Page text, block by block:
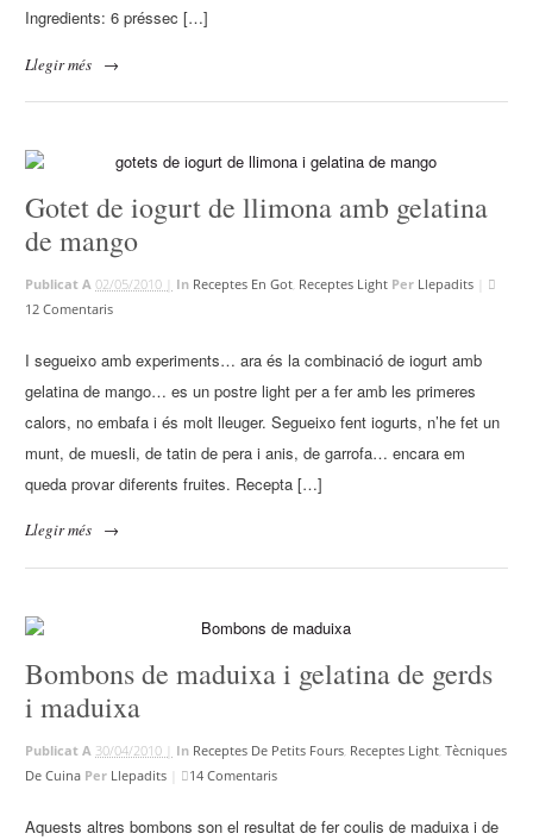
Ingredients: 6 préssec […]
Llegir més →
Gotet de iogurt de llimona amb gelatina
de mango
Publicat A02/05/2010 | In Receptes En Got, Receptes Light Per Llepadits
12 Comentaris
I segueixo amb experiments… ara és la combinació de iogurt amb
gelatina de mango… es un postre light per a fer amb les primeres
calors, no embafa i és molt lleuger. Segueixo fent iogurts, n’he fet un
munt, de muesli, de tatin de pera i anis, de garrofa… encara em
queda provar diferents fruites. Recepta […]
Llegir més →
Bombons de maduixa i gelatina de gerds
i maduixa
Publicat A 30/04/2010 | In Receptes De Petits Fours, Receptes Light,Tècniques
De Cuina Per Llepadits 14 Comentaris
Aquests altres bombons son el resultat de fer coulis de maduixa i de